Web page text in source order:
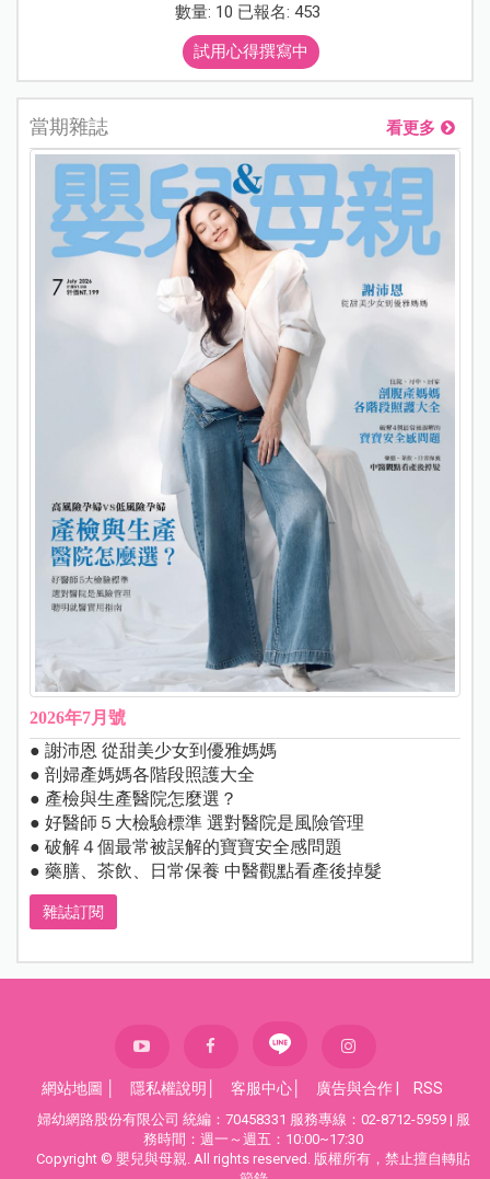
數量: 10 已報名: 453
試用心得撰寫中
當期雜誌 看更多
2026年7月號
● 謝沛恩 從甜美少女到優雅媽媽
● 剖婦產媽媽各階段照護大全
● 產檢與生產醫院怎麼選？
● 好醫師５大檢驗標準 選對醫院是風險管理
● 破解４個最常被誤解的寶寶安全感問題
● 藥膳、茶飲、日常保養 中醫觀點看產後掉髮
雜誌訂閱
網站地圖 隱私權說明 客服中心 廣告與合作 RSS
婦幼網路股份有限公司 統編：70458331 服務專線：02-8712-5959 | 服
務時間：週一～週五：10:00~17:30
Copyright © 嬰兒與母親. All rights reserved. 版權所有，禁止擅自轉貼